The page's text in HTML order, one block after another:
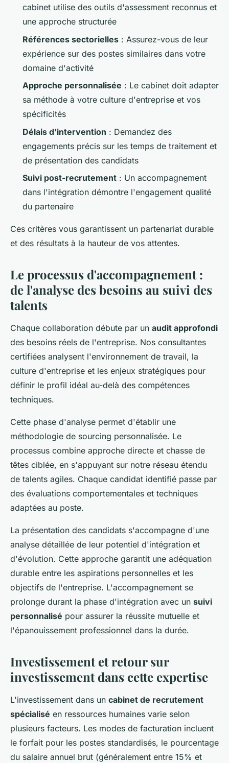
cabinet utilise des outils d'assessment reconnus et
une approche structurée
Références sectorielles : Assurez-vous de leur
expérience sur des postes similaires dans votre
domaine d'activité
Approche personnalisée : Le cabinet doit adapter
sa méthode à votre culture d'entreprise et vos
spécificités
Délais d'intervention : Demandez des
engagements précis sur les temps de traitement et
de présentation des candidats
Suivi post-recrutement : Un accompagnement
dans l'intégration démontre l'engagement qualité
du partenaire
Ces critères vous garantissent un partenariat durable
et des résultats à la hauteur de vos attentes.
Le processus d'accompagnement :
de l'analyse des besoins au suivi des
talents
Chaque collaboration débute par un audit approfondi
des besoins réels de l'entreprise. Nos consultantes
certifiées analysent l'environnement de travail, la
culture d'entreprise et les enjeux stratégiques pour
définir le profil idéal au-delà des compétences
techniques.
Cette phase d'analyse permet d'établir une
méthodologie de sourcing personnalisée. Le
processus combine approche directe et chasse de
têtes ciblée, en s'appuyant sur notre réseau étendu
de talents agiles. Chaque candidat identifié passe par
des évaluations comportementales et techniques
adaptées au poste.
La présentation des candidats s'accompagne d'une
analyse détaillée de leur potentiel d'intégration et
d'évolution. Cette approche garantit une adéquation
durable entre les aspirations personnelles et les
objectifs de l'entreprise. L'accompagnement se
prolonge durant la phase d'intégration avec un suivi
personnalisé pour assurer la réussite mutuelle et
l'épanouissement professionnel dans la durée.
Investissement et retour sur
investissement dans cette expertise
L'investissement dans un cabinet de recrutement
spécialisé en ressources humaines varie selon
plusieurs facteurs. Les modes de facturation incluent
le forfait pour les postes standardisés, le pourcentage
du salaire annuel brut (généralement entre 15% et